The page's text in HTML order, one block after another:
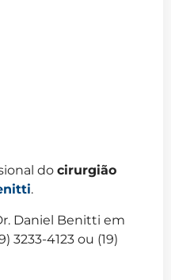
do cirurgião
.
Daniel Benitti em
3233-4123 ou (19)